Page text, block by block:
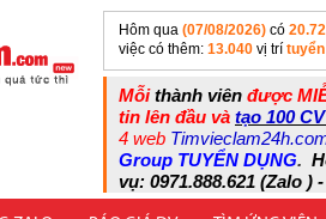
Hôm qua (07/08/2026) có
việc có thêm: 13.040 vị trí
Mỗithành viên được
tin lên đầu và tạo 100
4 web
Group TUYỂN DỤNG.
vụ: 0971.888.621 (Zalo )